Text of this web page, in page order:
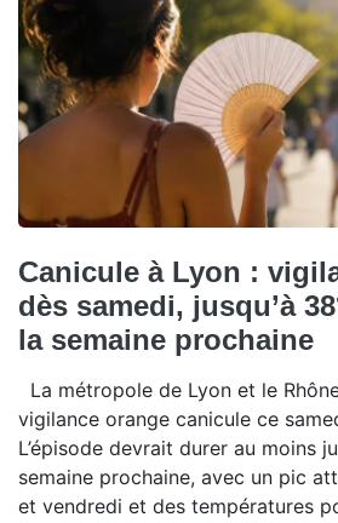
Canicule à Lyon :
dès samedi, jusqu’à
la semaine prochaine
La métropole de Lyon et le
vigilance orange canicule ce
L’épisode devrait durer au moins
semaine prochaine, avec un pic
et vendredi et des températures